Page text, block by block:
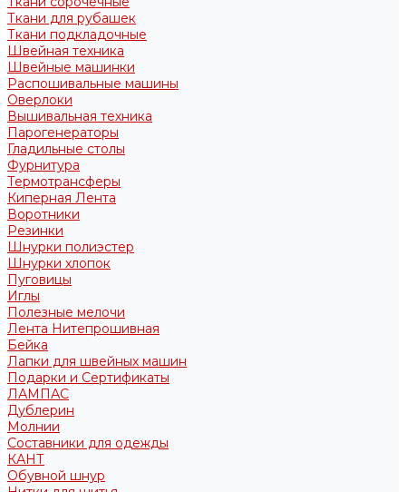
Ткани для рубашек
Ткани подкладочные
Швейная техника
Швейные машинки
Распошивальные машины
Оверлоки
Вышивальная техника
Парогенераторы
Гладильные столы
Фурнитура
Термотрансферы
Киперная Лента
Воротники
Резинки
Шнурки полиэстер
Шнурки хлопок
Пуговицы
Иглы
Полезные мелочи
Лента Нитепрошивная
Бейка
Лапки для швейных машин
Подарки и Сертификаты
ЛАМПАС
Дублерин
Молнии
Составники для одежды
КАНТ
Обувной шнур